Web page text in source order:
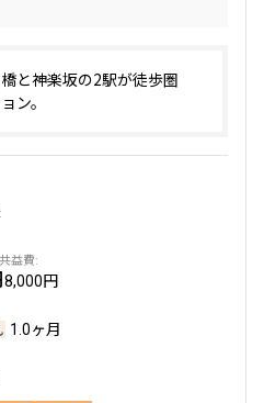
20,000円
㎡
賃貸 フリーレント
せ
と神楽坂の2駅が徒歩圏
ン。
8,000円
1.0ヶ月